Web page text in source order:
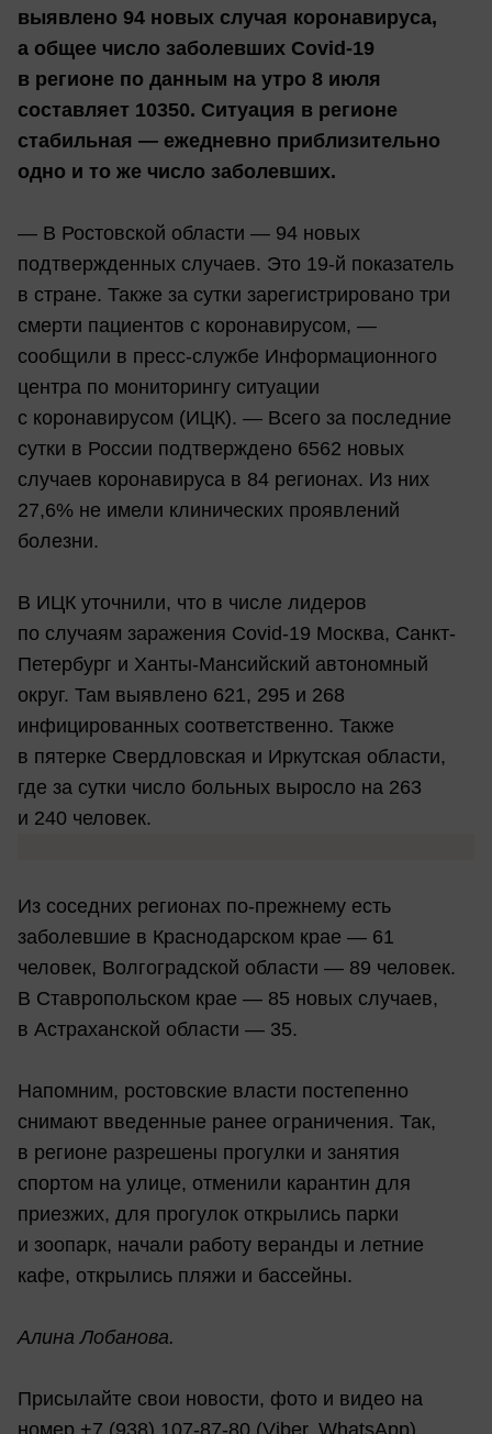
выявлено 94 новых случая коронавируса,
а общее число заболевших Covid-19
в регионе по данным на утро 8 июля
составляет 10350. Ситуация в регионе
стабильная — ежедневно приблизительно
одно и то же число заболевших.
— В Ростовской области — 94 новых
подтвержденных случаев. Это 19-й показатель
в стране. Также за сутки зарегистрировано три
смерти пациентов с коронавирусом, —
сообщили в пресс-службе Информационного
центра по мониторингу ситуации
с коронавирусом (ИЦК). — Всего за последние
сутки в России подтверждено 6562 новых
случаев коронавируса в 84 регионах. Из них
27,6% не имели клинических проявлений
болезни.
В ИЦК уточнили, что в числе лидеров
по случаям заражения Covid-19 Москва, Санкт-
Петербург и Ханты-Мансийский автономный
округ. Там выявлено 621, 295 и 268
инфицированных соответственно. Также
в пятерке Свердловская и Иркутская области,
где за сутки число больных выросло на 263
и 240 человек.
Из соседних регионах по-прежнему есть
заболевшие в Краснодарском крае — 61
человек, Волгоградской области — 89 человек.
В Ставропольском крае — 85 новых случаев,
в Астраханской области — 35.
Напомним, ростовские власти постепенно
снимают введенные ранее ограничения. Так,
в регионе разрешены прогулки и занятия
спортом на улице, отменили карантин для
приезжих, для прогулок открылись парки
и зоопарк, начали работу веранды и летние
кафе, открылись пляжи и бассейны.
Алина Лобанова.
Присылайте свои новости, фото и видео на